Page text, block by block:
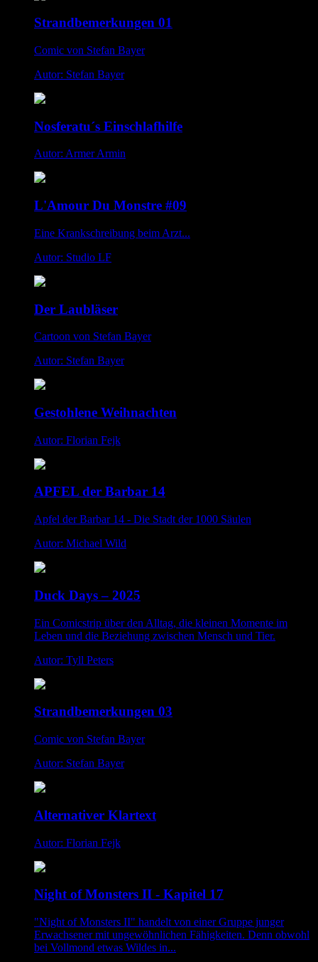
Strandbemerkungen 01
Comic von Stefan Bayer
Autor: Stefan Bayer
Nosferatu´s Einschlafhilfe
Autor: Armer Armin
L'Amour Du Monstre #09
Eine Krankschreibung beim Arzt...
Autor: Studio LF
Der Laubläser
Cartoon von Stefan Bayer
Autor: Stefan Bayer
Gestohlene Weihnachten
Autor: Florian Fejk
APFEL der Barbar 14
Apfel der Barbar 14 - Die Stadt der 1000 Säulen
Autor: Michael Wild
Duck Days – 2025
Ein Comicstrip über den Alltag, die kleinen Momente im
Leben und die Beziehung zwischen Mensch und Tier.
Autor: Tyll Peters
Strandbemerkungen 03
Comic von Stefan Bayer
Autor: Stefan Bayer
Alternativer Klartext
Autor: Florian Fejk
Night of Monsters II - Kapitel 17
"Night of Monsters II" handelt von einer Gruppe junger
Erwachsener mit ungewöhnlichen Fähigkeiten. Denn obwohl
bei Vollmond etwas Wildes in...